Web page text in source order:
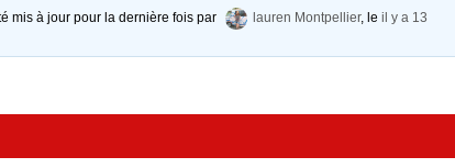
mis à jour pour la dernière fois par lauren Montpellier, leil y a 13